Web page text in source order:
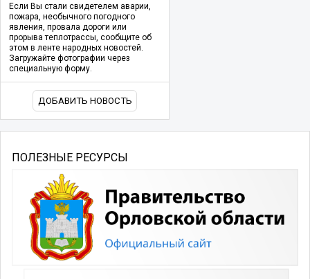
Если Вы стали свидетелем аварии,
пожара, необычного погодного
явления, провала дороги или
прорыва теплотрассы, сообщите об
этом в ленте народных новостей.
Загружайте фотографии через
специальную форму.
ДОБАВИТЬ НОВОСТЬ
ПОЛЕЗНЫЕ РЕСУРСЫ